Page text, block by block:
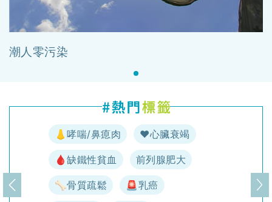
潮人零污染
👃哮喘/鼻瘜肉 ♥️心臟衰竭
🩸缺鐵性貧血 前列腺肥大
🦴骨質疏鬆 🚨乳癌
上一頁 下